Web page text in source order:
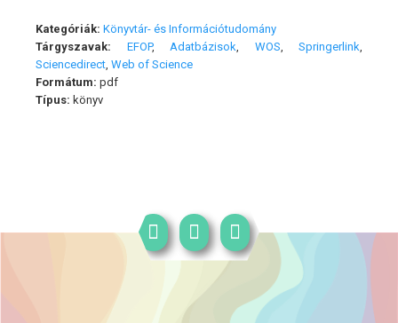
Kategóriák: Könyvtár- és Információtudomány
Tárgyszavak:
EFOP, Adatbázisok WOS Springerlink
Sciencedirect Web of Science
Formátum: pdf
Típus: könyv